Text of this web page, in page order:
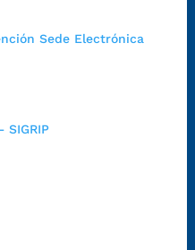
Sede Electrónica
SIGRIP
Santander,
de 7:00 a.m. a 12:00 m y de